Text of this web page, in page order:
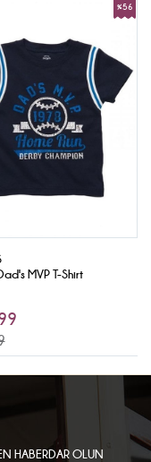
MVP T-Shirt
%56
HABERDAR OLUN